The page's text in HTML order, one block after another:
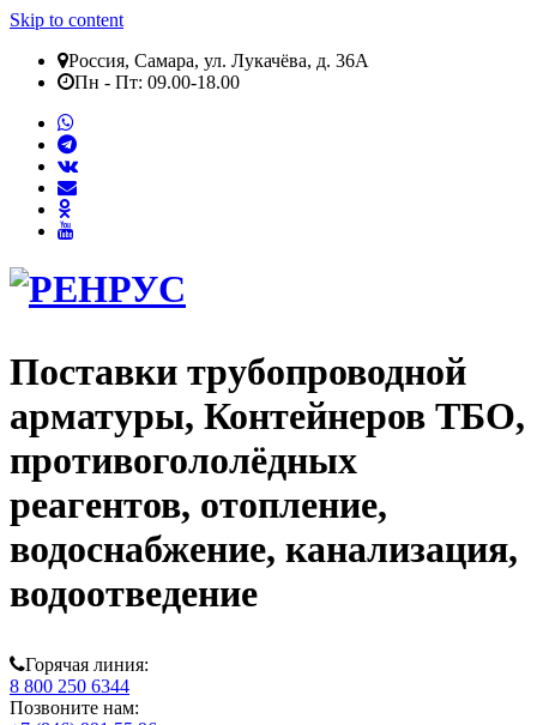
Skip to content
Россия, Самара, ул. Лукачёва, д. 36А
Пн - Пт: 09.00-18.00
Поставки трубопроводной
арматуры, Контейнеров ТБО,
противогололёдных
реагентов, отопление,
водоснабжение, канализация,
водоотведение
Горячая линия:
8 800 250 6344
Позвоните нам: